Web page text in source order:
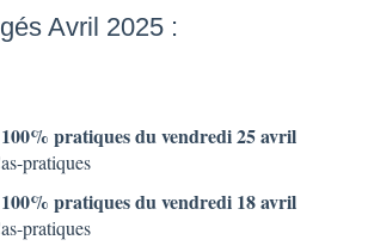
Avril 2025 :
pratiques du vendredi 25 avril
pratiques
pratiques du vendredi 18 avril
pratiques